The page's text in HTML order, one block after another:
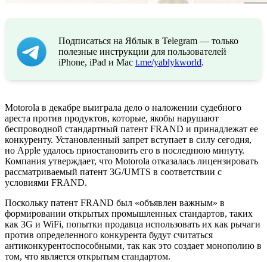
Подписаться на Яблык в Telegram — только
полезные инструкции для пользователей
iPhone, iPad и Mac t.me/yablykworld.
Motorola в декабре выиграла дело о наложении судебного
ареста против продуктов, которые, якобы нарушают
беспроводной стандартный патент FRAND и принадлежат ее
конкуренту. Установленный запрет вступает в силу сегодня,
но Apple удалось приостановить его в последнюю минуту.
Компания утверждает, что Motorola отказалась лицензировать
рассматриваемый патент 3G/UMTS в соответствии с
условиями FRAND.
Поскольку патент FRAND был «объявлен важным» в
формировании открытых промышленных стандартов, таких
как 3G и WiFi, попытки продавца использовать их как рычаги
против определенного конкурента будут считаться
антиконкурентоспособными, так как это создает монополию в
том, что является открытым стандартом.